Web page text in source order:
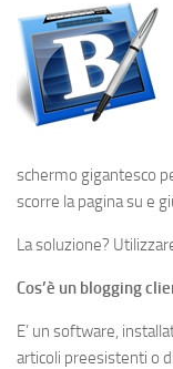
schermo gigantesco
scorre la pagina su e
La soluzione?
Cos’è un blogging
E’ un software,
articoli preesistenti o